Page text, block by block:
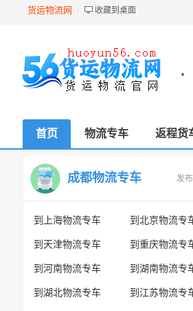
货运物流网 收藏到桌面
·
首页 物流专车 返程货
成都物流专车 发
到上海物流专车 到北京物流专
到天津物流专车 到重庆物流专
到河南物流专车 到湖南物流专
到湖北物流专车 到江苏物流专